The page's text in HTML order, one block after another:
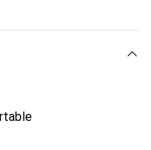
une clientèle